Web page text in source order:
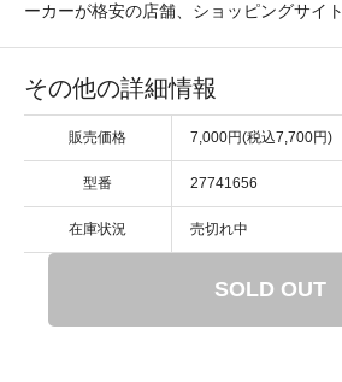
ーカーが格安の店舗、ショッピングサイト
その他の詳細情報
販売価格 7,000円(税込7,700円)
型番 27741656
在庫状況 売切れ中
SOLD OUT